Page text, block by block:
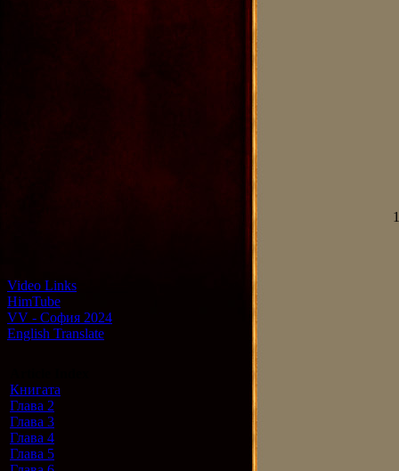
Video Links
HimTube
VV - София 2024
English Translate
Книгата
Глава 2
Глава 3
Глава 4
Глава 5